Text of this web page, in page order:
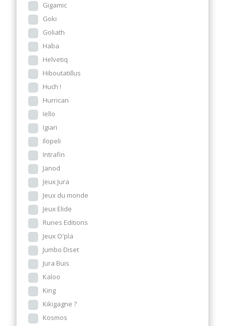
Gigamic
Goki
Goliath
Haba
Helvetiq
Hiboutatillus
Huch !
Hurrican
Iello
Igiari
Ilopeli
Intrafin
Janod
Jeux Jura
Jeux du monde
Jeux Elide
Runes Editions
Jeux O'pla
Jumbo Diset
Jura Buis
Kaloo
King
Kikigagne ?
Kosmos